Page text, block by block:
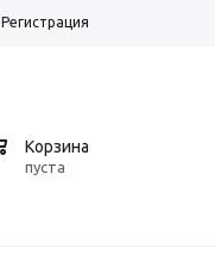
Регистрация
Корзина
пуста